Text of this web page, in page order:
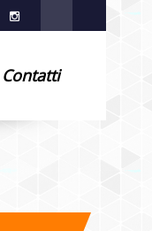
Contatti